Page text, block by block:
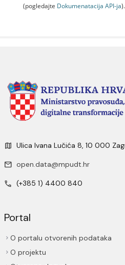
(pogledajte Dokumenаtаcijа API-jа).